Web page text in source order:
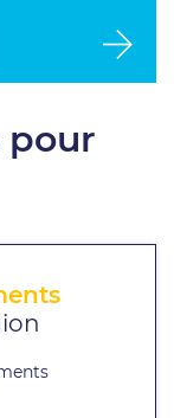
pour